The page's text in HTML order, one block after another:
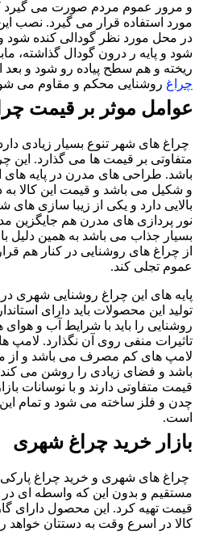
مرور عموم مردم صورت می گیرد
استفاده قرار می گیرد. نصب
محل مورد نظر گودالی کنده شود
و پایه ر درون گودال گذاشته،
و هم سطح پیاده رو شود و
روشنایی محکم و مقاوم می
موثر بر قیمت
های شهر تنوع بسیار زیادی دارد
بر قیمت ها می گذارد. این
طراحی های مدرن در پایه های
شکیل می باشد و قیمت این کالا به
دارد و یکی از زیبا سازی های
پردازی های مدرن هم جایگزین
جذاب می باشد به همین دلیل
چراغ های روشنایی در کنار هم قرار
تجلی کند.
های این چراغ روشنایی شهری در
این محصولات باید دارای
را باید با شرایط آب و هوای
منفی روی آن نگذارد. لامپ
های کم مصرف می باشد و از
و فضای زیادی را روشن می
متفاوتی دارند و با نوسانات بازار
و فلز ساخته می شود و تمام این
خرید چراغ شهری
های شهری و خرید چراغ پارکی
و بدون این که واسطه ای در
تهیه کرد. این محصول دارای
در اسرع وقت به دستتان خواهد